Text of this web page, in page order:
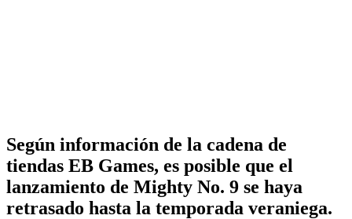
Según información de la cadena de
tiendas EB Games, es posible que el
lanzamiento de Mighty No. 9 se haya
retrasado hasta la temporada veraniega.